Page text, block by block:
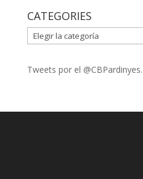
CATEGORIES
CATEGORIES
Tweets por el @CBPardinyes.